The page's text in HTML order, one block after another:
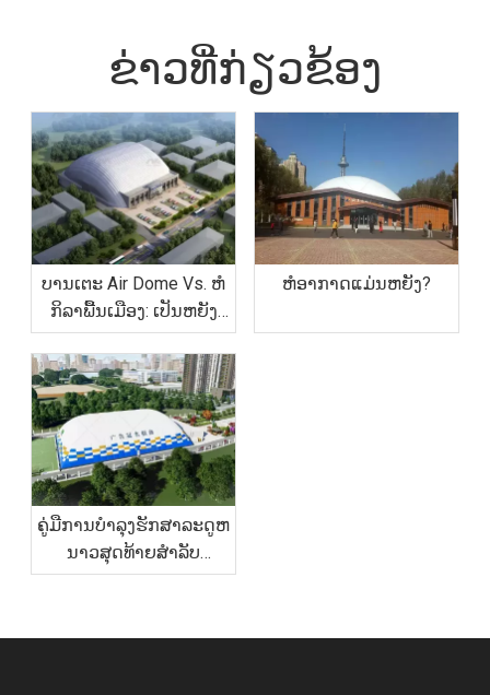
ຂ່າວທີ່ກ່ຽວຂ້ອງ
ບານເຕະ Air Dome Vs. ຫໍ
ກິລາພື້ນເມືອງ: ເປັນຫຍັງ
Dome ຈຶ່ງມີຄ່າໃຊ້ຈ່າຍ
ຫຼາຍກວ່າ 50%.
ຫໍອາກາດແມ່ນຫຍັງ?
ຄູ່ມືການບໍາລຸງຮັກສາລະດູຫ
ນາວສຸດທ້າຍສໍາລັບ
Football Air Domes: ການ